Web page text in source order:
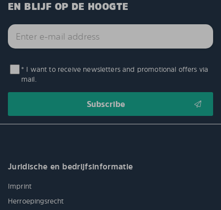
EN BLIJF OP DE HOOGTE
* I want to receive newsletters and promotional offers via
mail.
Juridische en bedrijfsinformatie
Imprint
Herroepingsrecht